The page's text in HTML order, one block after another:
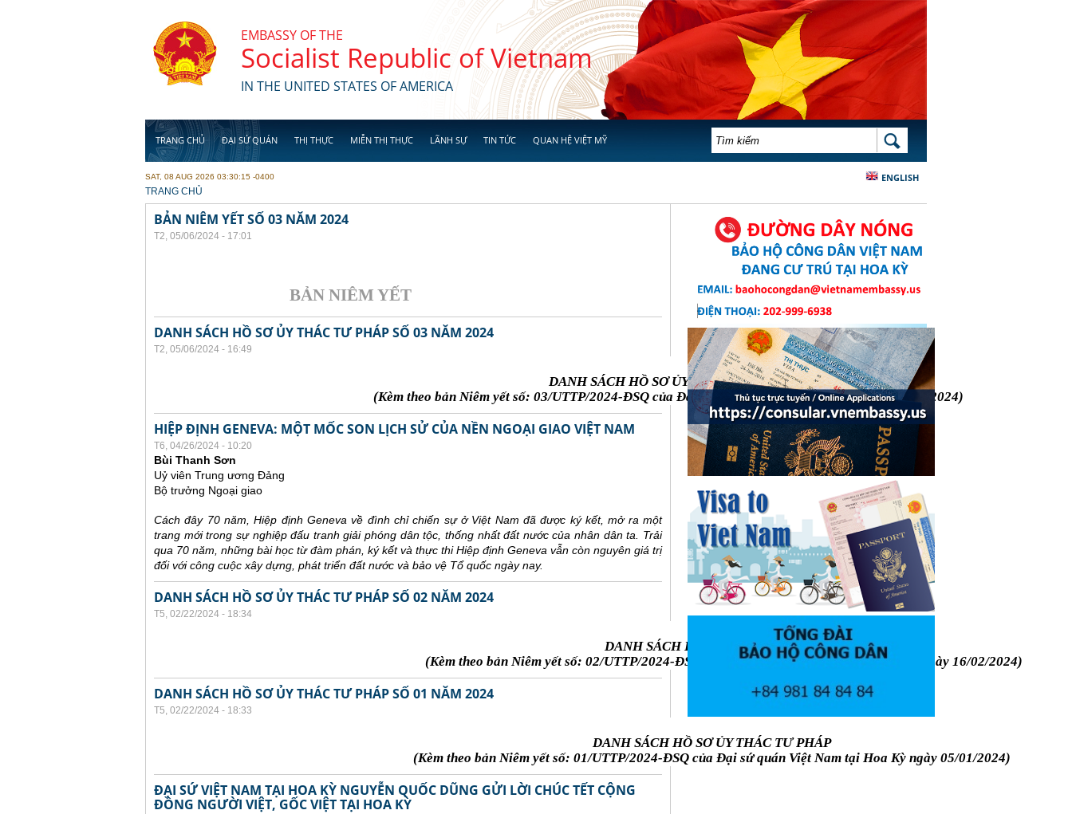
EMBASSY OF THE
Socialist Republic of Vietnam
IN THE UNITED STATES OF AMERICA
TRANG CHỦ ĐẠI SỨ QUÁN THỊ THỰC MIỄN THỊ THỰC LÃNH SỰ TIN TỨC QUAN HỆ VIỆT MỸ BIỂU MẪU TÌM KIẾM TÌM KIẾM
ENGLISH
SAT, 08 AUG 2026 03:30:15 -0400
YOU ARE HERE
TRANG CHỦ
BẢN NIÊM YẾT SỐ 03 NĂM 2024
T2, 05/06/2024 - 17:01
BẢN NIÊM YẾT
DANH SÁCH HỒ SƠ ỦY THÁC TƯ PHÁP SỐ 03 NĂM 2024
T2, 05/06/2024 - 16:49
DANH SÁCH HỒ SƠ ỦY THÁC TƯ PHÁP
(Kèm theo bản Niêm yết số: 03/UTTP/2024-ĐSQ của Đại sứ quán Việt Nam tại Hoa Kỳ ngày 03/5/2024)
HIỆP ĐỊNH GENEVA: MỘT MỐC SON LỊCH SỬ CỦA NỀN NGOẠI GIAO VIỆT NAM
T6, 04/26/2024 - 10:20
Bùi Thanh Sơn
Uỷ viên Trung ương Đảng
Bộ trưởng Ngoại giao
Cách đây 70 năm, Hiệp định Geneva về đình chỉ chiến sự ở Việt Nam đã được ký kết, mở ra một
trang mới trong sự nghiệp đấu tranh giải phóng dân tộc, thống nhất đất nước của nhân dân ta. Trải
qua 70 năm, những bài học từ đàm phán, ký kết và thực thi Hiệp định Geneva vẫn còn nguyên giá trị
đối với công cuộc xây dựng, phát triển đất nước và bảo vệ Tổ quốc ngày nay.
DANH SÁCH HỒ SƠ ỦY THÁC TƯ PHÁP SỐ 02 NĂM 2024
T5, 02/22/2024 - 18:34
DANH SÁCH HỒ SƠ ỦY THÁC TƯ PHÁP
(Kèm theo bản Niêm yết số: 02/UTTP/2024-ĐSQ của Đại sứ quán Việt Nam tại Hoa Kỳ ngày 16/02/2024)
DANH SÁCH HỒ SƠ ỦY THÁC TƯ PHÁP SỐ 01 NĂM 2024
T5, 02/22/2024 - 18:33
DANH SÁCH HỒ SƠ ỦY THÁC TƯ PHÁP
(Kèm theo bản Niêm yết số: 01/UTTP/2024-ĐSQ của Đại sứ quán Việt Nam tại Hoa Kỳ ngày 05/01/2024)
ĐẠI SỨ VIỆT NAM TẠI HOA KỲ NGUYỄN QUỐC DŨNG GỬI LỜI CHÚC TẾT CỘNG
ĐỒNG NGƯỜI VIỆT, GỐC VIỆT TẠI HOA KỲ